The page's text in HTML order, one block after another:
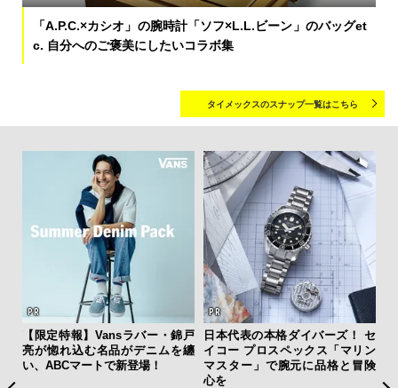
「A.P.C.×カシオ」の腕時計「ソフ×L.L.ビーン」のバッグet
c. 自分へのご褒美にしたいコラボ集
タイメックスのスナップ一覧はこちら
【限定特報】Vansラバー・錦戸
亮が惚れ込む名品がデニムを纏
い、ABCマートで新登場！
日本代表の本格ダイバーズ！ セ
イコー プロスペックス「マリン
マスター」で腕元に品格と冒険
心を
y